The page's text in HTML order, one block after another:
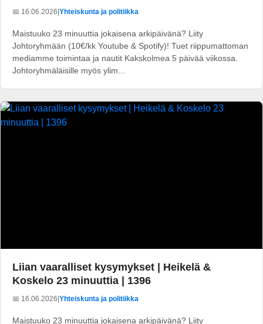
📅 16.06.2026|Yhteiskunta ja politiikka
Maistuuko 23 minuuttia jokaisena arkipäivänä? Liity
Johtoryhmään (10€/kk Youtube & Spotify)! Tuet riippumattoman
mediamme toimintaa ja nautit Kakskolmea 5 päivää viikossa.
Johtoryhmäläisille myös ylim...
Liian vaaralliset kysymykset | Heikelä &
Koskelo 23 minuuttia | 1396
📅 16.06.2026|Yhteiskunta ja politiikka
Maistuuko 23 minuuttia jokaisena arkipäivänä? Liity